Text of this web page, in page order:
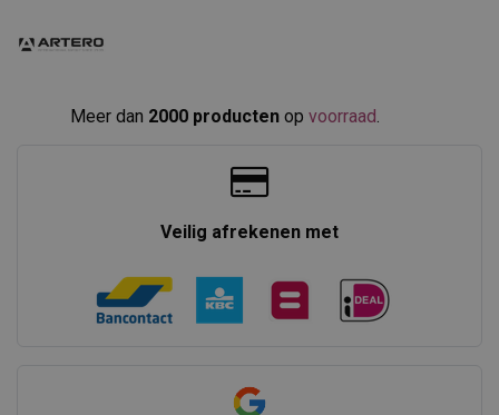
Meer dan 2000 producten op voorraad
Veilig afrekenen met